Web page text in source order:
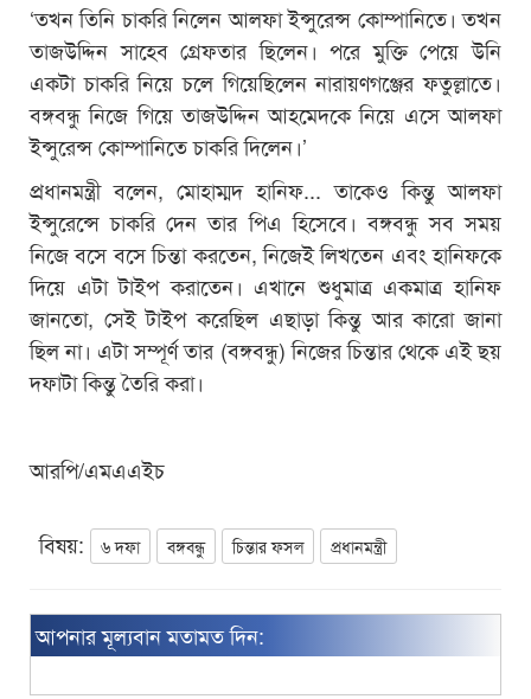
‘তখন তিনি চাকরি নিলেন আলফা ইন্সুরেন্স কোম্পানিতে। তখন
তাজউদ্দিন সাহেব গ্রেফতার ছিলেন। পরে মুক্তি পেয়ে উনি
একটা চাকরি নিয়ে চলে গিয়েছিলেন নারায়ণগঞ্জের ফতুল্লাতে।
বঙ্গবন্ধু নিজে গিয়ে তাজউদ্দিন আহমেদকে নিয়ে এসে আলফা
ইন্সুরেন্স কোম্পানিতে চাকরি দিলেন।’
প্রধানমন্ত্রী বলেন, মোহাম্মদ হানিফ... তাকেও কিন্তু আলফা
ইন্সুরেন্সে চাকরি দেন তার পিএ হিসেবে। বঙ্গবন্ধু সব সময়
নিজে বসে বসে চিন্তা করতেন, নিজেই লিখতেন এবং হানিফকে
দিয়ে এটা টাইপ করাতেন। এখানে শুধুমাত্র একমাত্র হানিফ
জানতো, সেই টাইপ করেছিল এছাড়া কিন্তু আর কারো জানা
ছিল না। এটা সম্পূর্ণ তার (বঙ্গবন্ধু) নিজের চিন্তার থেকে এই ছয়
দফাটা কিন্তু তৈরি করা।
আরপি/এমএএইচ
বিষয়: ৬ দফা বঙ্গবন্ধু চিন্তার ফসল প্রধানমন্ত্রী
আপনার মূল্যবান মতামত দিন: